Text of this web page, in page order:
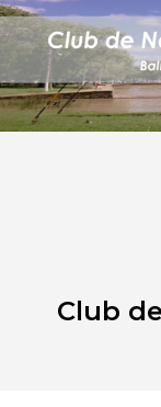
Saltar
contenido
Club